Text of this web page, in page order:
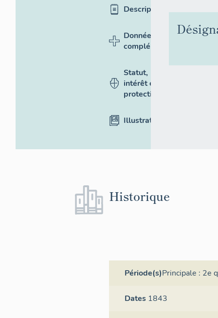
Description
Données
complémentaires
Statut,
intérêt et
protection
Illustrations
Historique
Période(s)Principale : 2e
Dates 1843